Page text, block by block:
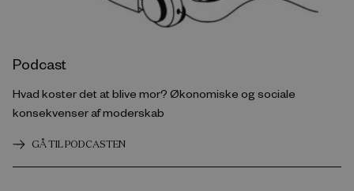
Podcast
Hvad koster det at blive mor? Økonomiske og sociale
konsekvenser af moderskab
GÅ TIL PODCASTEN